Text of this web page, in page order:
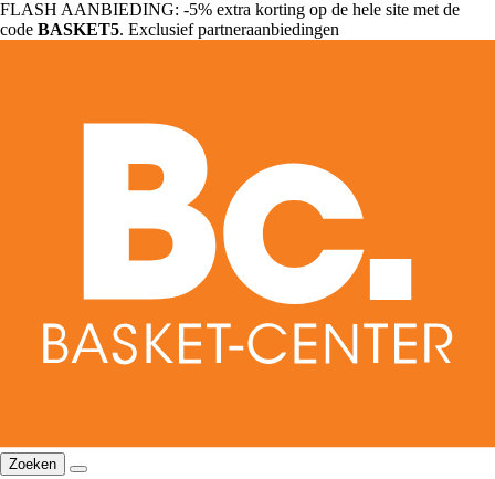
FLASH AANBIEDING: -5% extra korting op de hele site met de
code BASKET5. Exclusief partneraanbiedingen
Zoeken